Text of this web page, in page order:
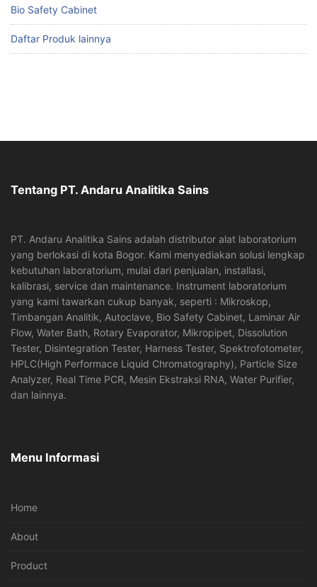
Bio Safety Cabinet
Daftar Produk lainnya
Tentang PT. Andaru Analitika Sains
PT. Andaru Analitika Sains adalah distributor alat laboratorium
yang berlokasi di kota Bogor. Kami menyediakan solusi lengkap
kebutuhan laboratorium, mulai dari penjualan, installasi,
kalibrasi, service dan maintenance. Instrument laboratorium
yang kami tawarkan cukup banyak, seperti : Mikroskop,
Timbangan Analitik, Autoclave, Bio Safety Cabinet, Laminar Air
Flow, Water Bath, Rotary Evaporator, Mikropipet, Dissolution
Tester, Disintegration Tester, Harness Tester, Spektrofotometer,
HPLC(High Performace Liquid Chromatography), Particle Size
Analyzer, Real Time PCR, Mesin Ekstraksi RNA, Water Purifier,
dan lainnya.
Menu Informasi
Home
About
Product